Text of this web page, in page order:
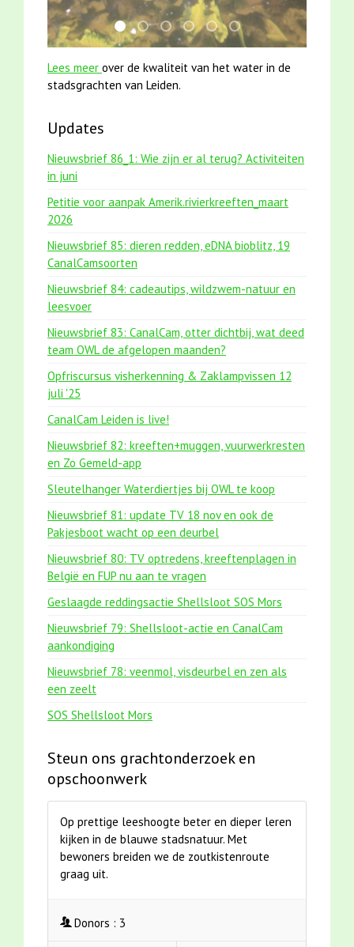
jun2021 28 brasem en rietvoorns 4a
mei2021 1 snoekje elly
jun2021 zaklv 5 snoekje MOOI
smoelenboek fifi en karper
karper met kattenklimtouw
mei2021
Lees meer over de kwaliteit van het water in de
stadsgrachten van Leiden.
Updates
Nieuwsbrief 86_1: Wie zijn er al terug? Activiteiten
in juni
Petitie voor aanpak Amerik.rivierkreeften_maart
2026
Nieuwsbrief 85: dieren redden, eDNA bioblitz, 19
CanalCamsoorten
Nieuwsbrief 84: cadeautips, wildzwem-natuur en
leesvoer
Nieuwsbrief 83: CanalCam, otter dichtbij, wat deed
team OWL de afgelopen maanden?
Opfriscursus visherkenning & Zaklampvissen 12
juli '25
CanalCam Leiden is live!
Nieuwsbrief 82: kreeften+muggen, vuurwerkresten
en Zo Gemeld-app
Sleutelhanger Waterdiertjes bij OWL te koop
Nieuwsbrief 81: update TV 18 nov en ook de
Pakjesboot wacht op een deurbel
Nieuwsbrief 80: TV optredens, kreeftenplagen in
België en FUP nu aan te vragen
Geslaagde reddingsactie Shellsloot SOS Mors
Nieuwsbrief 79: Shellsloot-actie en CanalCam
aankondiging
Nieuwsbrief 78: veenmol, visdeurbel en zen als
een zeelt
SOS Shellsloot Mors
Steun ons grachtonderzoek en
opschoonwerk
Op prettige leeshoogte beter en dieper leren
kijken in de blauwe stadsnatuur. Met
bewoners breiden we de zoutkistenroute
graag uit.
Donors : 3